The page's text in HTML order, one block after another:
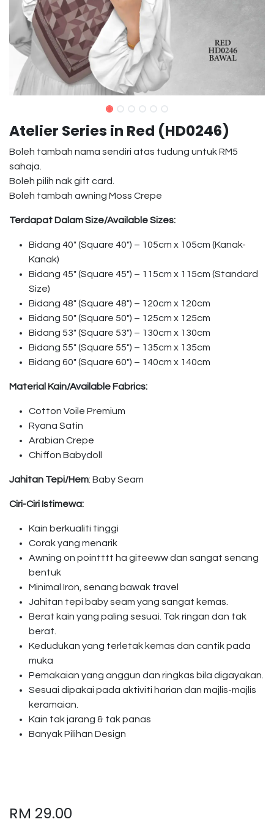
Atelier Series in Red (HD0246)
Boleh tambah nama sendiri atas tudung untuk RM5
sahaja.
Boleh pilih nak gift card.
Boleh tambah awning Moss Crepe
Terdapat Dalam Size/Available Sizes:
Bidang 40″ (Square 40″) – 105cm x 105cm (Kanak-
Kanak)
Bidang 45″ (Square 45″) – 115cm x 115cm (Standard
Size)
Bidang 48″ (Square 48″) – 120cm x 120cm
Bidang 50″ (Square 50″) – 125cm x 125cm
Bidang 53″ (Square 53″) – 130cm x 130cm
Bidang 55″ (Square 55″) – 135cm x 135cm
Bidang 60″ (Square 60″) – 140cm x 140cm
Material Kain/Available Fabrics:
Cotton Voile Premium
Ryana Satin
Arabian Crepe
Chiffon Babydoll
Jahitan Tepi/Hem: Baby Seam
Ciri-Ciri Istimewa:
Kain berkualiti tinggi
Corak yang menarik
Awning on pointttt ha giteeww dan sangat senang
bentuk
Minimal Iron, senang bawak travel
Jahitan tepi baby seam yang sangat kemas.
Berat kain yang paling sesuai. Tak ringan dan tak
berat.
Kedudukan yang terletak kemas dan cantik pada
muka
Pemakaian yang anggun dan ringkas bila digayakan.
Sesuai dipakai pada aktiviti harian dan majlis-majlis
keramaian.
Kain tak jarang & tak panas
Banyak Pilihan Design
RM 29.00